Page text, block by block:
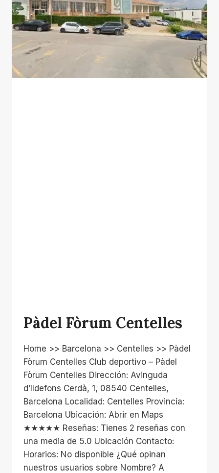
Pàdel Fòrum Centelles
Home >> Barcelona >> Centelles >> Pàdel
Fòrum Centelles Club deportivo – Pàdel
Fòrum Centelles Dirección: Avinguda
d’Ildefons Cerdà, 1, 08540 Centelles,
Barcelona Localidad: Centelles Provincia:
Barcelona Ubicación: Abrir en Maps
★★★★★ Reseñas: Tienes 2 reseñas con
una media de 5.0 Ubicación Contacto:
Horarios: No disponible ¿Qué opinan
nuestros usuarios sobre Nombre? A